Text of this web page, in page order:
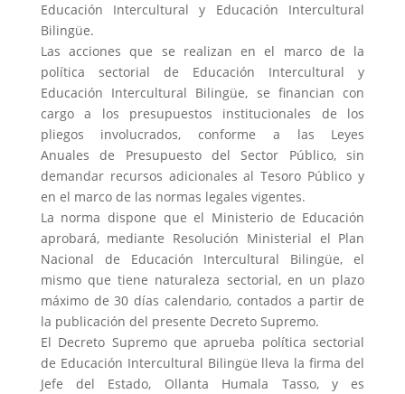
Educación Intercultural y Educación Intercultural
Bilingüe.
Las acciones que se realizan en el marco de la
política sectorial de Educación Intercultural y
Educación Intercultural Bilingüe, se financian con
cargo a los presupuestos institucionales de los
pliegos involucrados, conforme a las Leyes
Anuales de Presupuesto del Sector Público, sin
demandar recursos adicionales al Tesoro Público y
en el marco de las normas legales vigentes.
La norma dispone que el Ministerio de Educación
aprobará, mediante Resolución Ministerial el Plan
Nacional de Educación Intercultural Bilingüe, el
mismo que tiene naturaleza sectorial, en un plazo
máximo de 30 días calendario, contados a partir de
la publicación del presente Decreto Supremo.
El Decreto Supremo que aprueba política sectorial
de Educación Intercultural Bilingüe lleva la firma del
Jefe del Estado, Ollanta Humala Tasso, y es